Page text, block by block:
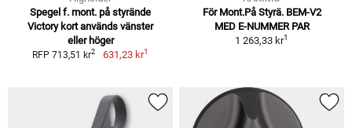
Spegel f. mont. på styrände
Victory kort används vänster
eller höger
RFP 713,51 kr2 631,23 kr1
För Mont.På Styrä. BEM-V2
MED E-NUMMER PAR
1 263,33 kr1